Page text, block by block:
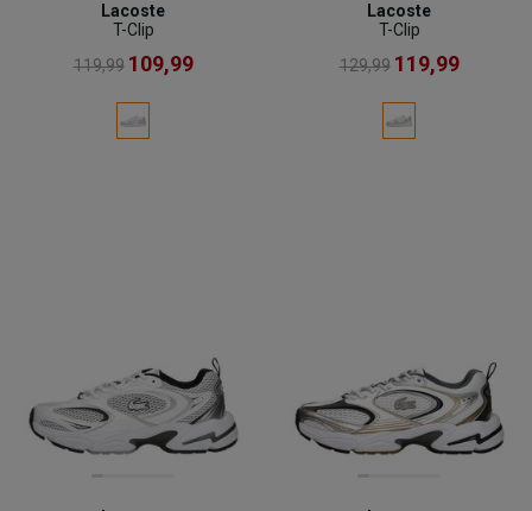
Lacoste
T-Clip
119,99 109,99
Lacoste
T-Clip
129,99 119,99